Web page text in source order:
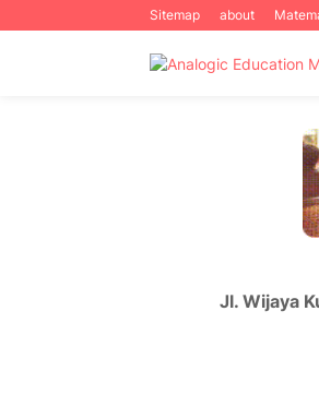
Sitemap about
Jl. Wijaya